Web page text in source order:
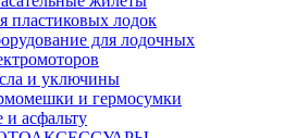
пластиковых лодок
для лодочных
и уключины
и гермосумки
и асфальту